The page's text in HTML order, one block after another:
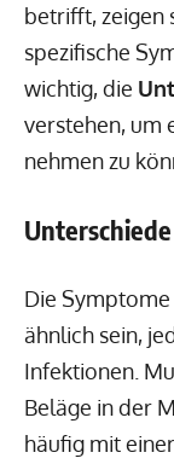
betrifft, zeigen
spezifische
wichtig, die
verstehen, um
nehmen zu
Die
ähnlich sein,
Infektionen.
Beläge in der
häufig mit